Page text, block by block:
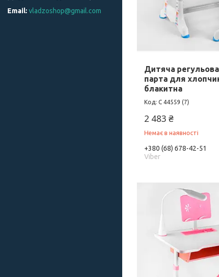
Дитяча
парта для
блакитна
C 44559 (7)
2 483 ₴
Немає в наявності
+380 (68) 678-42-51
Viber
vladzoshop@gmail.com